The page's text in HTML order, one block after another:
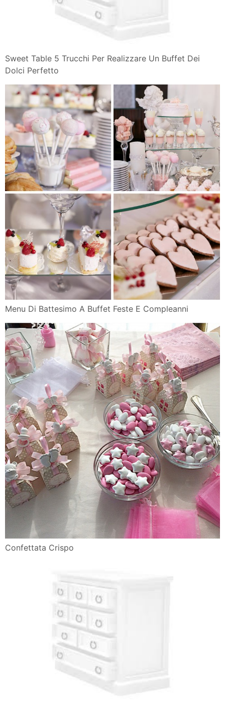
Sweet Table 5 Trucchi Per Realizzare Un Buffet Dei
Dolci Perfetto
Menu Di Battesimo A Buffet Feste E Compleanni
Confettata Crispo